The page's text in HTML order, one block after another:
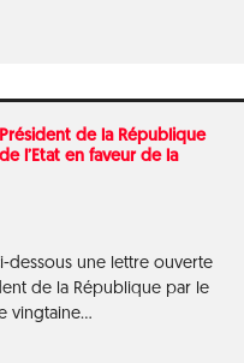
de la République
l’Etat en faveur de la
dessous une lettre ouverte
de la République par le
vingtaine...